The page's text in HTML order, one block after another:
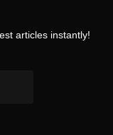
articles instantly!